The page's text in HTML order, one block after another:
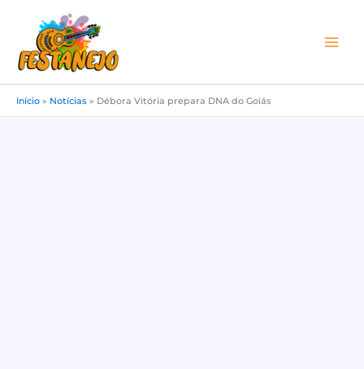
conteúdo
Início » Notícias » Débora Vitória prepara DNA do Goiás